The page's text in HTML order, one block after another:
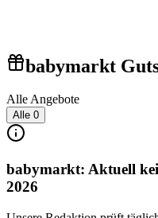
babymarkt
Alle Angebote
Alle 0
babymarkt: Aktuell
2026